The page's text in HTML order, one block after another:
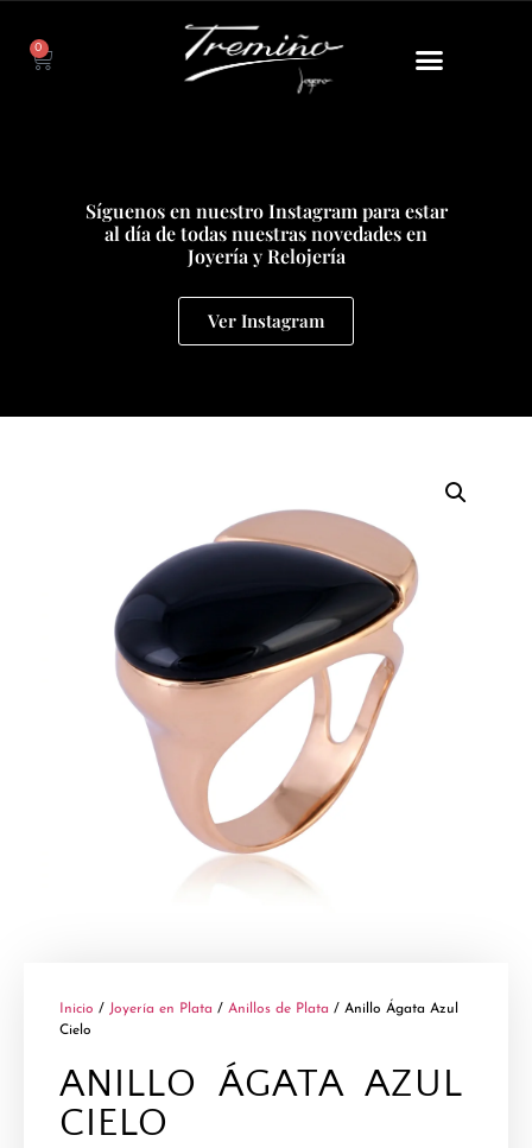
0
Síguenos en nuestro Instagram para estar
al día de todas nuestras novedades en
Joyería y Relojería
Ver Instagram
Inicio / Joyería en Plata / Anillos de Plata / Anillo Ágata Azul
Cielo
ANILLO ÁGATA AZUL
CIELO